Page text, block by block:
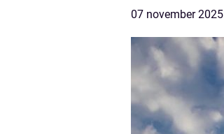
07 november 2025